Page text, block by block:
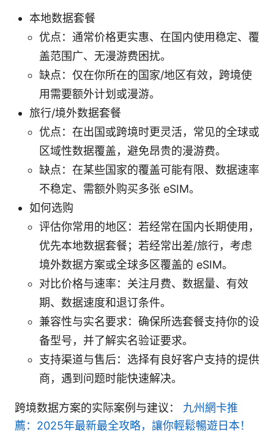
本地数据套餐
优点：通常价格更实惠、在国内使用稳定、覆
盖范围广、无漫游费困扰。
缺点：仅在你所在的国家/地区有效，跨境使
用需要额外计划或漫游。
旅行/境外数据套餐
优点：在出国或跨境时更灵活，常见的全球或
区域性数据覆盖，避免昂贵的漫游费。
缺点：在某些国家的覆盖可能有限、数据速率
不稳定、需额外购买多张 eSIM。
如何选购
评估你常用的地区：若经常在国内长期使用，
优先本地数据套餐；若经常出差/旅行，考虑
境外数据方案或全球多区覆盖的 eSIM。
对比价格与速率：关注月费、数据量、有效
期、数据速度和退订条件。
兼容性与实名要求：确保所选套餐支持你的设
备型号，并了解实名验证要求。
支持渠道与售后：选择有良好客户支持的提供
商，遇到问题时能快速解决。
跨境数据方案的实际案例与建议： 九州網卡推
薦：2025年最新最全攻略，讓你輕鬆暢遊日本！